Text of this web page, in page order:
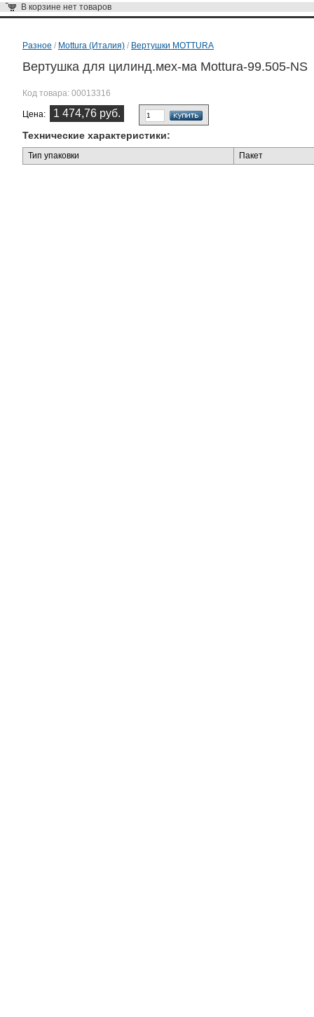
В корзине нет товаров
Разное / Mottura (Италия) / Вертушки MOTTURA
Вертушка для цилинд.мех-ма Mottura-99.505-NS
Код товара: 00013316
Цена: 1 474,76 руб.
Технические характеристики:
Тип упаковки Пакет